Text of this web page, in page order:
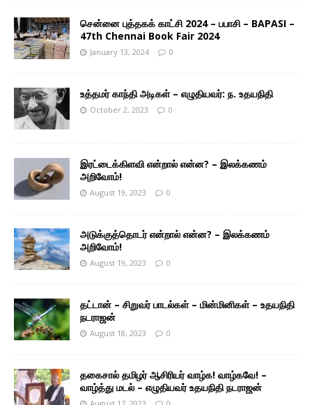
சென்னை புத்தகக் காட்சி 2024 – பபாசி – BAPASI –
47th Chennai Book Fair 2024
January 13, 2024 0
உத்தமர் காந்தி அடிகள் – எழுதியவர்: ந. உதயநிதி
October 2, 2023 0
இரட்டைக்கிளவி என்றால் என்ன? – இலக்கணம்
அறிவோம்!
August 19, 2023 0
அடுக்குத்தொடர் என்றால் என்ன? – இலக்கணம்
அறிவோம்!
August 19, 2023 0
தட்டான் – சிறுவர் பாடல்கள் – மின்மினிகள் – உதயநிதி
நடராஜன்
August 18, 2023 0
தகைசால் தமிழர் ஆசிரியர் வாழ்க! வாழ்கவே! –
வாழ்த்து மடல் – எழுதியவர் உதயநிதி நடராஜன்